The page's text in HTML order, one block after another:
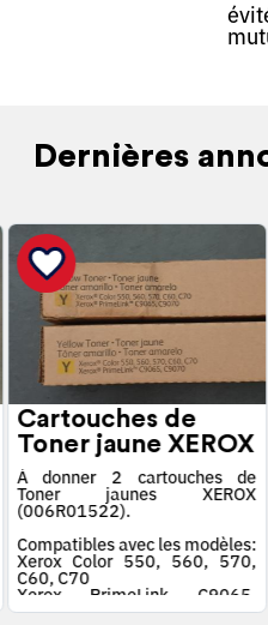
Dernières
Cartouches de
Toner jaune XEROX
À donner 2 cartouches de
Toner jaunes XEROX
(006R01522).
Compatibles avec les modèles:
Xerox Color 550, 560, 570,
C60, C70
Xerox PrimeLink C9065,
C9070